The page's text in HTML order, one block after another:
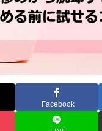
Facebook